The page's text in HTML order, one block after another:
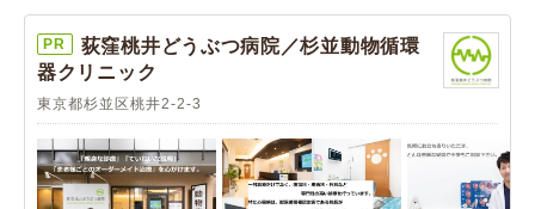
PR
荻窪桃井どうぶつ病院／杉並動物循環
器クリニック
東京都杉並区桃井2-2-3